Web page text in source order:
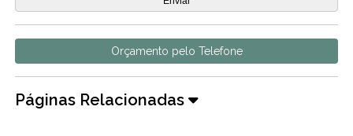
Orçamento pelo Telefone
Páginas Relacionadas